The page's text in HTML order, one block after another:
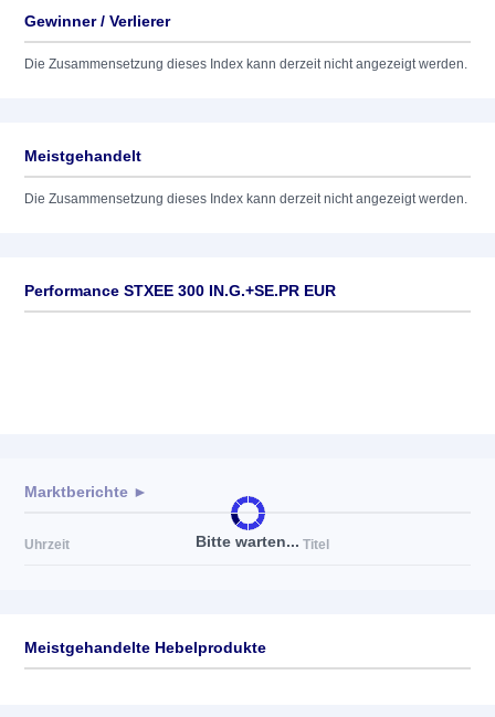
Gewinner / Verlierer
Die Zusammensetzung dieses Index kann derzeit nicht angezeigt werden.
Meistgehandelt
Die Zusammensetzung dieses Index kann derzeit nicht angezeigt werden.
Performance STXEE 300 IN.G.+SE.PR EUR
Bitte warten...
Marktberichte ►
Uhrzeit Titel
Meistgehandelte Hebelprodukte